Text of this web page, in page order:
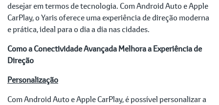
desejar em termos de tecnologia. Com Android Auto e Apple
CarPlay, o Yaris oferece uma experiência de direção moderna
e prática, ideal para o dia a dia nas cidades.
Como a Conectividade Avançada Melhora a Experiência de
Direção
Personalização
Com Android Auto e Apple CarPlay, é possível personalizar a